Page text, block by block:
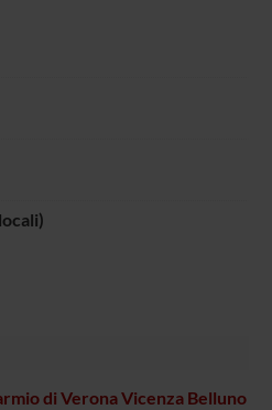
di Verona Vicenza Belluno